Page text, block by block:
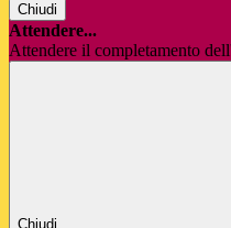
Chiudi
Attendere...
Attendere il completamento
Chiudi